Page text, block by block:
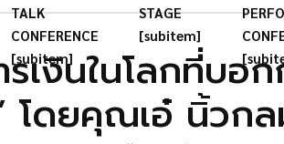
TALK
CONFERENCE
[subitem]
STAGE
[subitem]
งินในโลกที่บอก
โดยคุณเอ๋ นิ้วก